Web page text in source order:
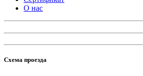
О нас
Схема проезда